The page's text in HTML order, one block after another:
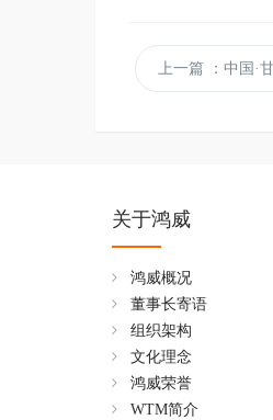
上一篇 ：中国·甘
关于鸿威
鸿威概况
董事长寄语
组织架构
文化理念
鸿威荣誉
WTM简介